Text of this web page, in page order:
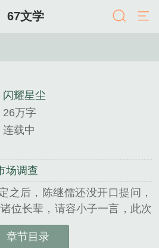
67文学
闪耀星尘
26万字
载中
场调查
之后，陈继儒还没开口提问，
位长辈，请容小子一言，此次
然也想聆听秀才公的教诲，
吧。”关坤如话刚说完，门外
章节目录